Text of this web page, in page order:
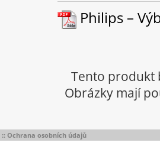
Philips –
Tento produkt
Obrázky mají
:: Ochrana osobních údajů